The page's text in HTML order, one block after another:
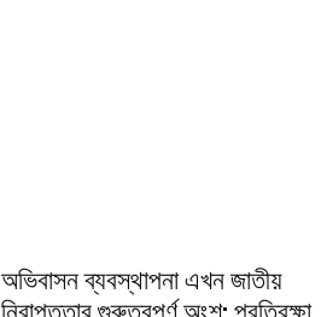
অভিবাসন ব্যবস্থাপনা এখন জাতীয়